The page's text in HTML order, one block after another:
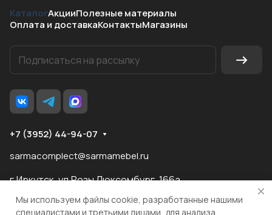
КаталогАкцииПолезные материалы
Оплата и доставкаКонтактыМагазины
+7 (3952) 44-94-07
sarmacomplect@sarmamebel.ru
г.Иркутск, ул.Розы Люксембург, 166а
Мы используем файлы cookie, разработанные нашими
специалистами и третьими лицами, для анализа